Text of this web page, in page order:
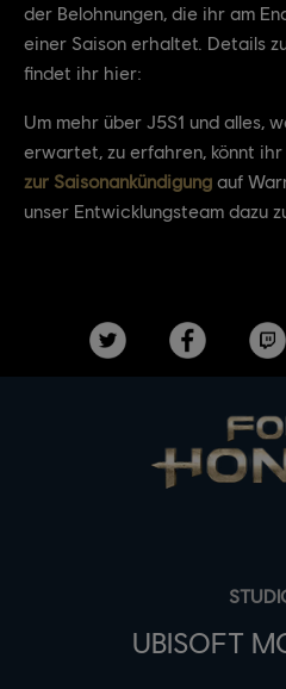
der Belohnungen, die ihr am
einer Saison erhaltet. Details
findet ihr hier:
Um mehr über J5S1 und alles,
erwartet, zu erfahren, könnt
zur Saisonankündigung auf
unser Entwicklungsteam dazu
UBISOFT